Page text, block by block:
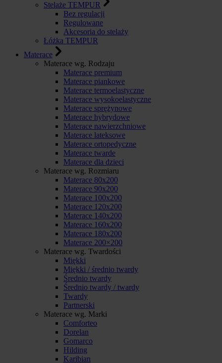
Stelaże TEMPUR
Bez regulacji
Regulowane
Akcesoria do stelaży
Łóżka TEMPUR
Materace
Materace wg. Rodzaju
Materace premium
Materace piankowe
Materace termoelastyczne
Materace wysokoelastyczne
Materace sprężynowe
Materace hybrydowe
Materace nawierzchniowe
Materace lateksowe
Materace ortopedyczne
Materace twarde
Materace dla dzieci
Materace wg. Rozmiaru
Materace 80x200
Materace 90x200
Materace 100x200
Materace 120x200
Materace 140x200
Materace 160x200
Materace 180x200
Materace 200×200
Materace wg. Twardości
Miękki
Miękki / średnio twardy
Średnio twardy
Średnio twardy / twardy
Twardy
Partnerski
Materace wg. Marki
Comforteo
Dorelan
Gomarco
Hilding
Karibian